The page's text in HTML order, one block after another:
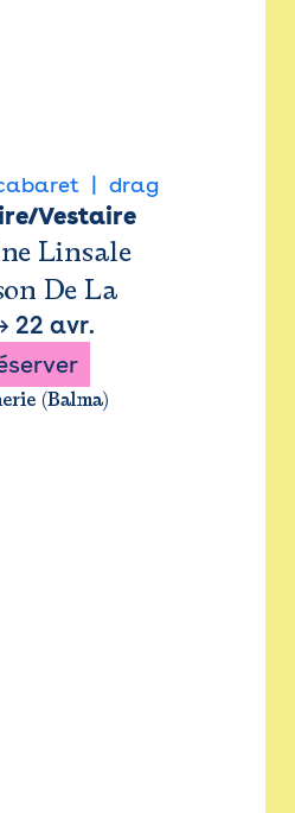
drag
Vestaire
Linsale
De La
22 avr.
(Balma)